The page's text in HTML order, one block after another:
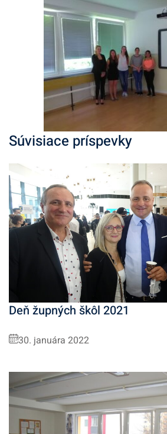
Súvisiace príspevky
Deň župných škôl 2021
30. januára 2022